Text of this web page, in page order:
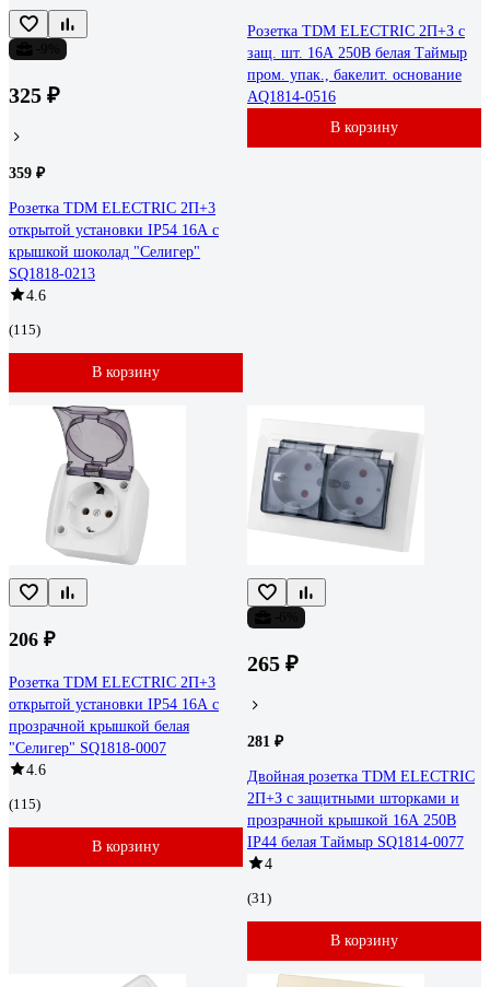
325 ₽
359 ₽
Розетка TDM ELECTRIC 2П+3
открытой установки IP54 16А с
крышкой шоколад "Селигер"
SQ1818-0213
4.6
(115)
В корзину
Розетка TDM ELECTRIC 2П+З с
защ. шт. 16А 250В белая Таймыр
пром. упак., бакелит. основание
AQ1814-0516
В корзину
206 ₽
Розетка TDM ELECTRIC 2П+3
открытой установки IP54 16А с
прозрачной крышкой белая
"Селигер" SQ1818-0007
4.6
(115)
В корзину
265 ₽
281 ₽
Двойная розетка TDM ELECTRIC
2П+З с защитными шторками и
прозрачной крышкой 16А 250В
IP44 белая Таймыр SQ1814-0077
4
(31)
В корзину